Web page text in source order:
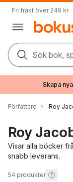
Fri frakt över 249 kr
Sök bok,
Skapa
Författare Roy
Roy
Visar alla böcker
snabb leverans.
54 produkter